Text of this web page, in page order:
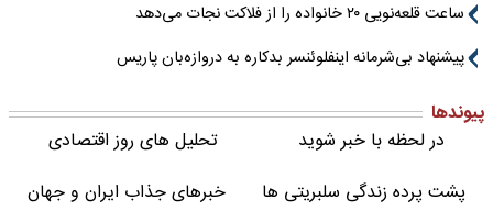
ساعت قلعه‌نویی ۲۰ خانواده را از فلاکت نجات می‌دهد
پیشنهاد بی‌شرمانه اینفلوئنسر بدکاره به دروازه‌بان پاریس
پیوندها
در لحظه با خبر شوید
تحلیل های روز اقتصادی
پشت پرده زندگی سلبریتی ها
خبرهای جذاب ایران و جهان